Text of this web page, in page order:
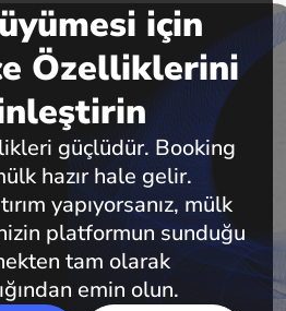
için
Özelliklerini
güçlüdür. Booking
hazır hale gelir.
yapıyorsanız, mülk
platformun sunduğu
tam olarak
emin olun.